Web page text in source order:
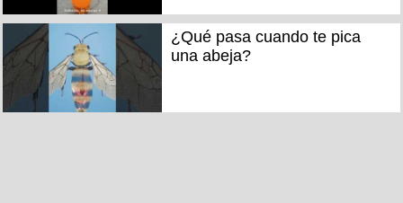
¿Qué pasa cuando te pica
una abeja?